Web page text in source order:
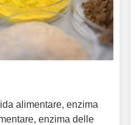
alimentare, enzima
enzima delle